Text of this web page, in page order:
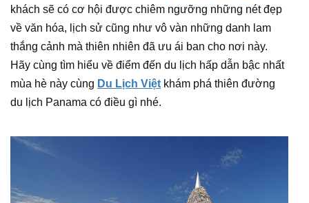
khách sẽ có cơ hội được chiêm ngưỡng những nét đẹp
về văn hóa, lịch sử cũng như vô vàn những danh lam
thắng cảnh mà thiên nhiên đã ưu ái ban cho nơi này.
Hãy cùng tìm hiểu về điểm đến du lịch hấp dẫn bậc nhất
mùa hè này cùng Du Lịch Việt khám phá thiên đường
du lịch Panama có điều gì nhé.